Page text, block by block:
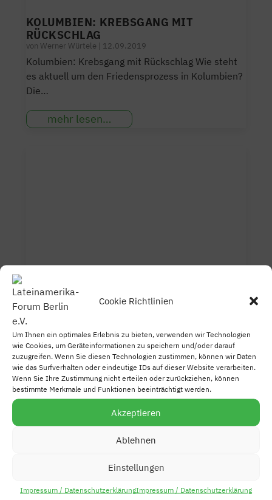
Cookie Richtlinien
Um Ihnen ein optimales Erlebnis zu bieten, verwenden wir Technologien
wie Cookies, um Geräteinformationen zu speichern und/oder darauf
zuzugreifen. Wenn Sie diesen Technologien zustimmen, können wir Daten
wie das Surfverhalten oder eindeutige IDs auf dieser Website verarbeiten.
Wenn Sie Ihre Zustimmung nicht erteilen oder zurückziehen, können
bestimmte Merkmale und Funktionen beeinträchtigt werden.
Akzeptieren
Ablehnen
Einstellungen
Impressum / DatenschutzerklärungImpressum / Datenschutzerklärung
KOLUMBIEN: KREBSGANG MIT
RÜCKSCHLAG
von Werner Würtele 12.09.2019
Kolumbien: Krebsgang mit Rückschlag Wie steht
es aktuell um den Friedensprozess in Kolumbien?
Die…
mehr lesen…
MARCHA DAS INDÍGENAS, BRASILIA
13. AUGUST 2019. FOTOS: WERNER
WÜRTELE
vonWerner Würtele|11.09.2019
Fotos: ©Werner Würtele, LAF Berlin e.V.
Seite 40 von 58